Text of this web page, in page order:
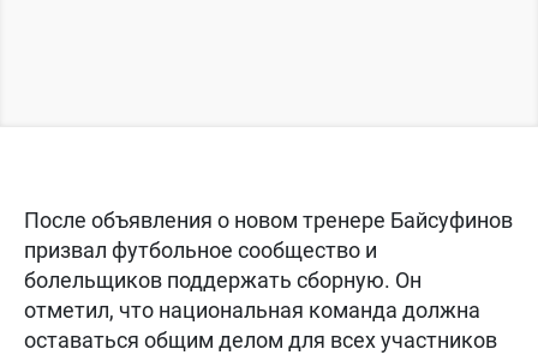
После объявления о новом тренере Байсуфинов
призвал футбольное сообщество и
болельщиков поддержать сборную. Он
отметил, что национальная команда должна
оставаться общим делом для всех участников